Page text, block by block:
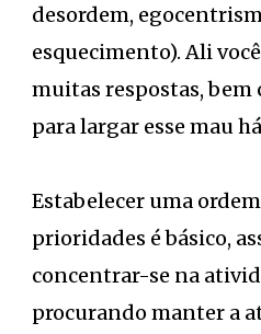
desordem,
esquecimento). Ali
muitas respostas, bem
para largar esse mau
Estabelecer uma
prioridades é básico,
concentrar-se na
procurando manter a